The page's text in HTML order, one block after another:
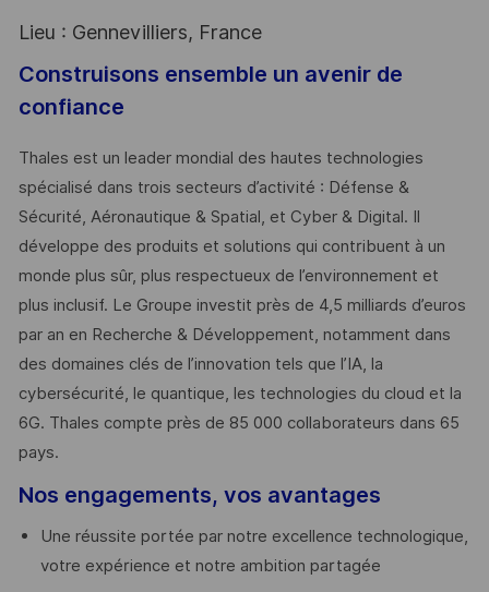
Lieu : Gennevilliers, France
Construisons ensemble un avenir de
confiance
Thales est un leader mondial des hautes technologies
spécialisé dans trois secteurs d’activité : Défense &
Sécurité, Aéronautique & Spatial, et Cyber & Digital. Il
développe des produits et solutions qui contribuent à un
monde plus sûr, plus respectueux de l’environnement et
plus inclusif. Le Groupe investit près de 4,5 milliards d’euros
par an en Recherche & Développement, notamment dans
des domaines clés de l’innovation tels que l’IA, la
cybersécurité, le quantique, les technologies du cloud et la
6G. Thales compte près de 85 000 collaborateurs dans 65
pays. ​
Nos engagements, vos avantages
Une réussite portée par notre excellence technologique,
votre expérience et notre ambition partagée